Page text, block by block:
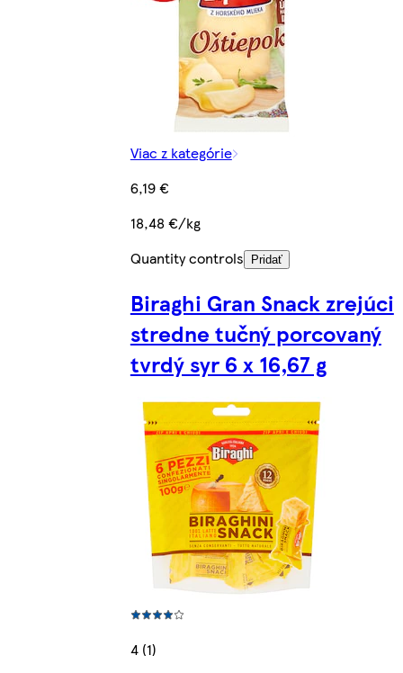
Viac z kategórie
6,19 €
18,48 €/kg
Quantity controls
Pridať
Biraghi Gran Snack zrejúci
stredne tučný porcovaný
tvrdý syr 6 x 16,67 g
4 (1)